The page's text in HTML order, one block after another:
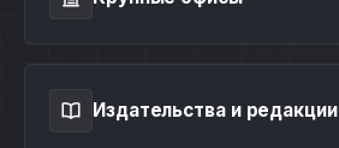
Издательства и редакции